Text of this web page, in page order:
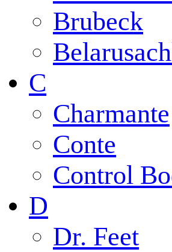
Brubeck
C
Charmante
Conte
Control
D
Dr. Feet